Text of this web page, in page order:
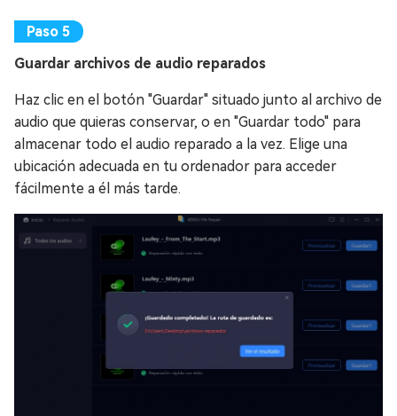
Guardar archivos de audio reparados
Haz clic en el botón "Guardar" situado junto al archivo de
audio que quieras conservar, o en "Guardar todo" para
almacenar todo el audio reparado a la vez. Elige una
ubicación adecuada en tu ordenador para acceder
fácilmente a él más tarde.